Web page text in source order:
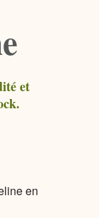
et
en